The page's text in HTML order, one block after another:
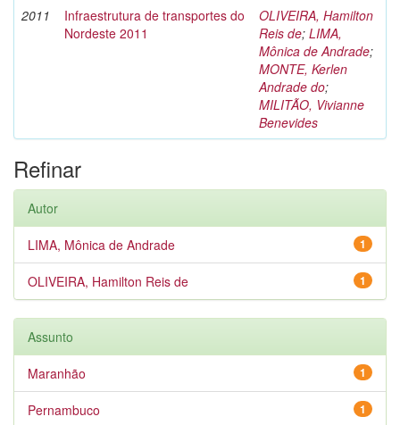
2011
Infraestrutura de transportes do
Nordeste 2011
OLIVEIRA, Hamilton
Reis de; LIMA,
Mônica de Andrade;
MONTE, Kerlen
Andrade do;
MILITÃO, Vivianne
Benevides
Refinar
Autor
1
LIMA, Mônica de Andrade
1
OLIVEIRA, Hamilton Reis de
Assunto
1
Maranhão
1
Pernambuco